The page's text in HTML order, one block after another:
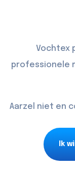
Vochtex
professionele
Aarzel niet en
Ik